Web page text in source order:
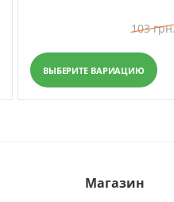
103
ВЫБЕРИТЕ ВАРИАЦИЮ
Магазин